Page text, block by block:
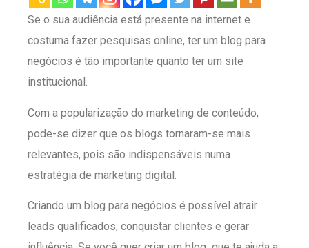
Se o sua audiência está presente na internet e
costuma fazer pesquisas online, ter um blog para
negócios é tão importante quanto ter um site
institucional.
Com a popularização do marketing de conteúdo,
pode-se dizer que os blogs tornaram-se mais
relevantes, pois são indispensáveis numa
estratégia de marketing digital.
Criando um blog para negócios é possível atrair
leads qualificados, conquistar clientes e gerar